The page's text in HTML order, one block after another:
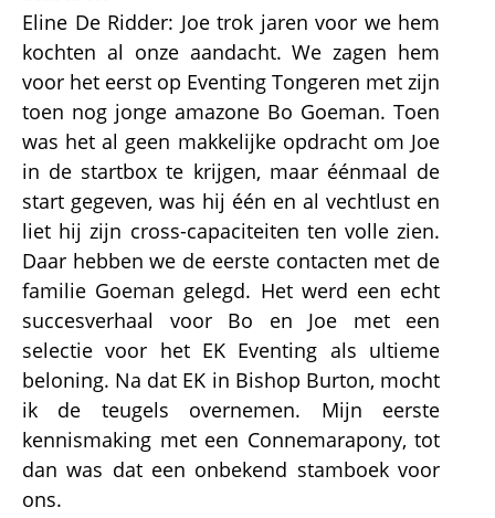
Eline De Ridder: Joe trok jaren voor we hem
kochten al onze aandacht. We zagen hem
voor het eerst op Eventing Tongeren met zijn
toen nog jonge amazone Bo Goeman. Toen
was het al geen makkelijke opdracht om Joe
in de startbox te krijgen, maar éénmaal de
start gegeven, was hij één en al vechtlust en
liet hij zijn cross-capaciteiten ten volle zien.
Daar hebben we de eerste contacten met de
familie Goeman gelegd. Het werd een echt
succesverhaal voor Bo en Joe met een
selectie voor het EK Eventing als ultieme
beloning. Na dat EK in Bishop Burton, mocht
ik de teugels overnemen. Mijn eerste
kennismaking met een Connemarapony, tot
dan was dat een onbekend stamboek voor
ons.